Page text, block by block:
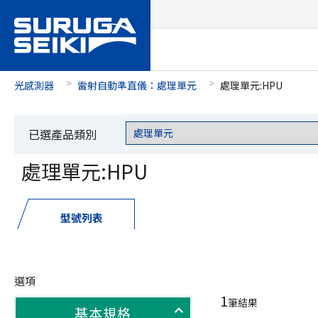
光感測器 雷射自動準直儀：處理單元 處理單元:HPU
已選產品類別
處理單元:HPU
型號列表
選項
基本規格
1筆結果